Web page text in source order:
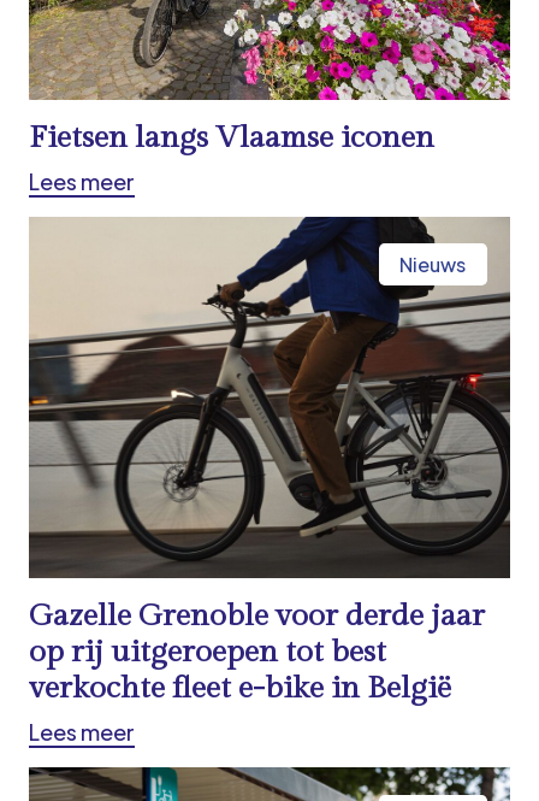
Fietsen langs Vlaamse iconen
Lees meer
Nieuws
Gazelle Grenoble voor derde jaar
op rij uitgeroepen tot best
verkochte fleet e-bike in België
Lees meer